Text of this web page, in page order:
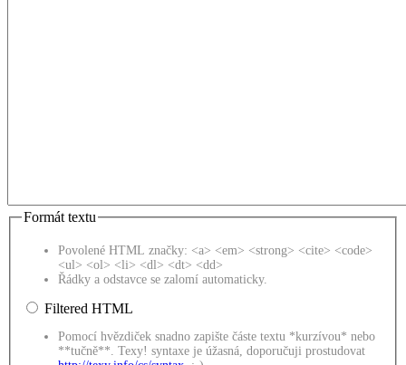
Formát textu
Povolené HTML značky: <a> <em> <strong> <cite> <code>
<ul> <ol> <li> <dl> <dt> <dd>
Řádky a odstavce se zalomí automaticky.
Filtered HTML
Pomocí hvězdiček snadno zapište částe textu *kurzívou* nebo
**tučně**. Texy! syntaxe je úžasná, doporučuji prostudovat